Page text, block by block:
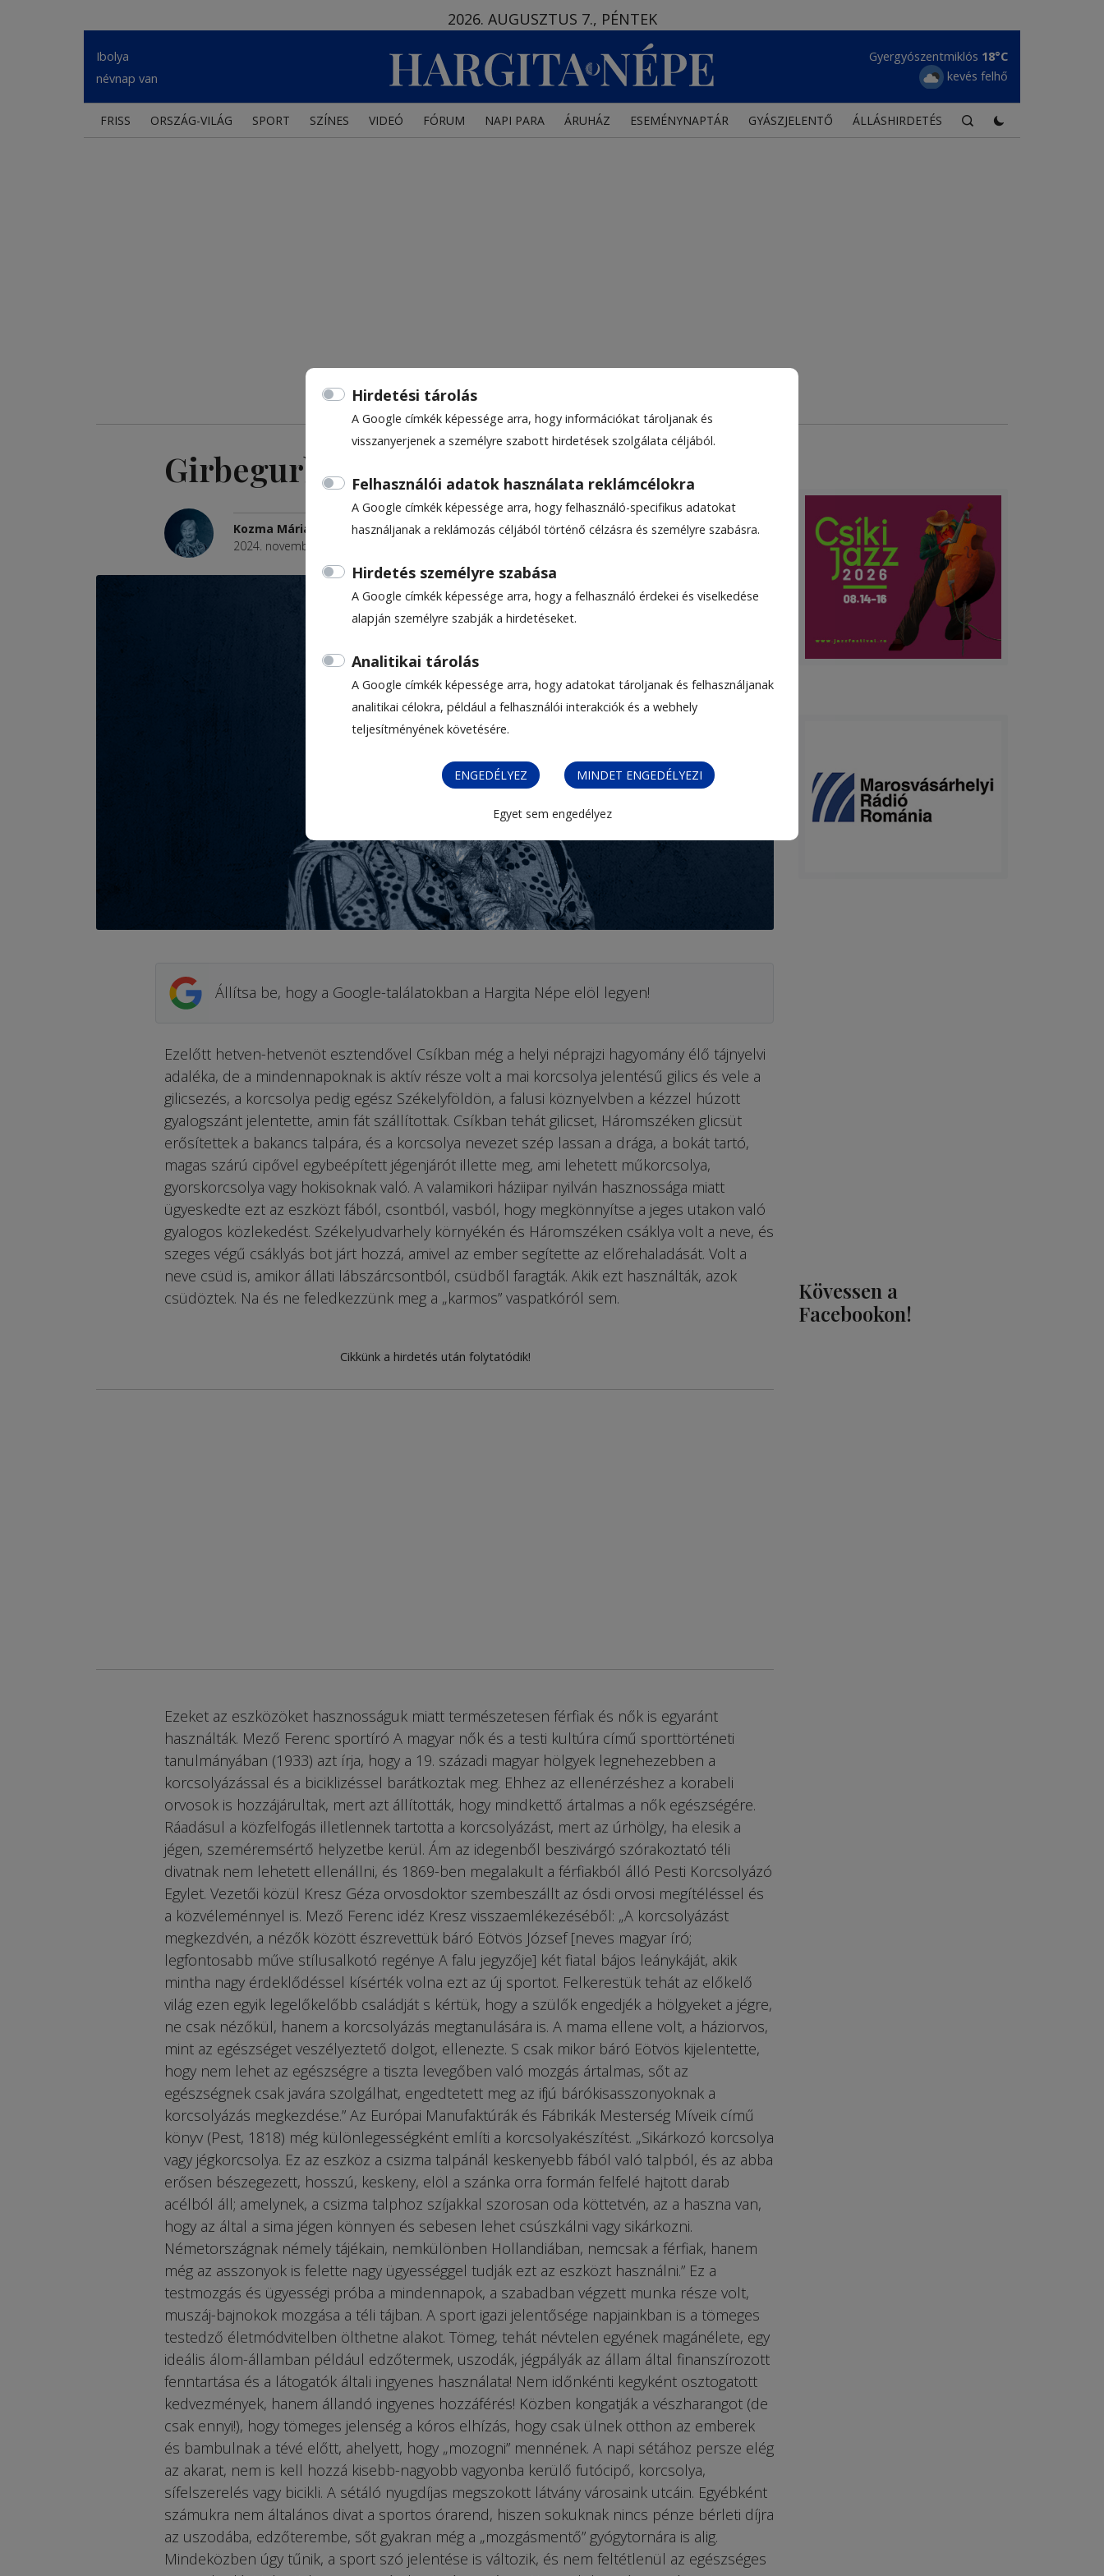
Hirdetési tárolás
A Google címkék képessége arra, hogy információkat tároljanak és
visszanyerjenek a személyre szabott hirdetések szolgálata céljából.
Felhasználói adatok használata reklámcélokra
A Google címkék képessége arra, hogy felhasználó-specifikus adatokat
használjanak a reklámozás céljából történő célzásra és személyre szabásra.
Hirdetés személyre szabása
A Google címkék képessége arra, hogy a felhasználó érdekei és viselkedése
alapján személyre szabják a hirdetéseket.
Analitikai tárolás
A Google címkék képessége arra, hogy adatokat tároljanak és felhasználjanak
analitikai célokra, például a felhasználói interakciók és a webhely
teljesítményének követésére.
ENGEDÉLYEZ MINDET ENGEDÉLYEZI
Egyet sem engedélyez
2026. AUGUSZTUS 7., PÉNTEK
Ibolya
névnap van
Gyergyószentmiklós 18°C
kevés felhő
FRISS ORSZÁG-VILÁG SPORT SZÍNES VIDEÓ FÓRUM NAPI PARA ÁRUHÁZ ESEMÉNYNAPTÁR GYÁSZJELENTŐ ÁLLÁSHIRDETÉS
Girbegurba fecsegések 230.
Kozma Mária
2024. november 21., 11:17
Állítsa be, hogy a Google-találatokban a Hargita Népe elöl legyen!
Ezelőtt hetven-hetvenöt esztendővel Csíkban még a helyi néprajzi hagyomány élő tájnyelvi
adaléka, de a mindennapoknak is aktív része volt a mai korcsolya jelentésű gilics és vele a
gilicsezés, a korcsolya pedig egész Székelyföldön, a falusi köznyelvben a kézzel húzott
gyalogszánt jelentette, amin fát szállítottak. Csíkban tehát gilicset, Háromszéken glicsüt
erősítettek a bakancs talpára, és a korcsolya nevezet szép lassan a drága, a bokát tartó,
magas szárú cipővel egybeépített jégenjárót illette meg, ami lehetett műkorcsolya,
gyorskorcsolya vagy hokisoknak való. A valamikori háziipar nyilván hasznossága miatt
ügyeskedte ezt az eszközt fából, csontból, vasból, hogy megkönnyítse a jeges utakon való
gyalogos közlekedést. Székelyudvarhely környékén és Háromszéken csáklya volt a neve, és
szeges végű csáklyás bot járt hozzá, amivel az ember segítette az előrehaladását. Volt a
neve csüd is, amikor állati lábszárcsontból, csüdből faragták. Akik ezt használták, azok
csüdöztek. Na és ne feledkezzünk meg a „karmos” vaspatkóról sem.
Cikkünk a hirdetés után folytatódik!
Ezeket az eszközöket hasznosságuk miatt természetesen férfiak és nők is egyaránt
használták. Mező Ferenc sportíró A magyar nők és a testi kultúra című sporttörténeti
tanulmányában (1933) azt írja, hogy a 19. századi magyar hölgyek legnehezebben a
korcsolyázással és a biciklizéssel barátkoztak meg. Ehhez az ellenérzéshez a korabeli
orvosok is hozzájárultak, mert azt állították, hogy mindkettő ártalmas a nők egészségére.
Ráadásul a közfelfogás illetlennek tartotta a korcsolyázást, mert az úrhölgy, ha elesik a
jégen, szeméremsértő helyzetbe kerül. Ám az idegenből beszivárgó szórakoztató téli
divatnak nem lehetett ellenállni, és 1869-ben megalakult a férfiakból álló Pesti Korcsolyázó
Egylet. Vezetői közül Kresz Géza orvosdoktor szembeszállt az ósdi orvosi megítéléssel és
a közvéleménnyel is. Mező Ferenc idéz Kresz visszaemlékezéséből: „A korcsolyázást
megkezdvén, a nézők között észrevettük báró Eötvös József [neves magyar író;
legfontosabb műve stílusalkotó regénye A falu jegyzője] két fiatal bájos leánykáját, akik
mintha nagy érdeklődéssel kísérték volna ezt az új sportot. Felkerestük tehát az előkelő
világ ezen egyik legelőkelőbb családját s kértük, hogy a szülők engedjék a hölgyeket a jégre,
ne csak nézőkül, hanem a korcsolyázás megtanulására is. A mama ellene volt, a háziorvos,
mint az egészséget veszélyeztető dolgot, ellenezte. S csak mikor báró Eötvös kijelentette,
hogy nem lehet az egészségre a tiszta levegőben való mozgás ártalmas, sőt az
egészségnek csak javára szolgálhat, engedtetett meg az ifjú bárókisasszonyoknak a
korcsolyázás megkezdése.” Az Európai Manufaktúrák és Fábrikák Mesterség Míveik című
könyv (Pest, 1818) még különlegességként említi a korcsolyakészítést. „Sikárkozó korcsolya
vagy jégkorcsolya. Ez az eszköz a csizma talpánál keskenyebb fából való talpból, és az abba
erősen bészegezett, hosszú, keskeny, elöl a szánka orra formán felfelé hajtott darab
acélból áll; amelynek, a csizma talphoz szíjakkal szorosan oda köttetvén, az a haszna van,
hogy az által a sima jégen könnyen és sebesen lehet csúszkálni vagy sikárkozni.
Németországnak némely tájékain, nemkülönben Hollandiában, nemcsak a férfiak, hanem
még az asszonyok is felette nagy ügyességgel tudják ezt az eszközt használni.” Ez a
testmozgás és ügyességi próba a mindennapok, a szabadban végzett munka része volt,
muszáj-bajnokok mozgása a téli tájban. A sport igazi jelentősége napjainkban is a tömeges
testedző életmódvitelben ölthetne alakot. Tömeg, tehát névtelen egyének magánélete, egy
ideális álom-államban például edzőtermek, uszodák, jégpályák az állam által finanszírozott
fenntartása és a látogatók általi ingyenes használata! Nem időnkénti kegyként osztogatott
kedvezmények, hanem állandó ingyenes hozzáférés! Közben kongatják a vészharangot (de
csak ennyi!), hogy tömeges jelenség a kóros elhízás, hogy csak ülnek otthon az emberek
és bambulnak a tévé előtt, ahelyett, hogy „mozogni” mennének. A napi sétához persze elég
az akarat, nem is kell hozzá kisebb-nagyobb vagyonba kerülő futócipő, korcsolya,
sífelszerelés vagy bicikli. A sétáló nyugdíjas megszokott látvány városaink utcáin. Egyébként
számukra nem általános divat a sportos órarend, hiszen sokuknak nincs pénze bérleti díjra
az uszodába, edzőterembe, sőt gyakran még a „mozgásmentő” gyógytornára is alig.
Mindeközben úgy tűnik, a sport szó jelentése is változik, és nem feltétlenül az egészséges
Kövessen a
Facebookon!